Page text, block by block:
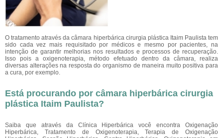
O tratamento através da câmara hiperbárica cirurgia plástica Itaim Paulista tem
sido cada vez mais requisitado por médicos e mesmo por pacientes, na
intenção de garantir melhorias nos resultados e processos de recuperação.
Isso pois a oxigenoterapia, método efetuado dentro da câmara, realiza
diversas alterações na resposta do organismo de maneira muito positiva para
a cura, por exemplo.
Está procurando por câmara hiperbárica cirurgia
plástica Itaim Paulista?
Saiba que através da Clínica Hiperbárica você encontra Oxigenação
Hiperbárica, Tratamento de Oxigenoterapia, Terapia de Oxigenação